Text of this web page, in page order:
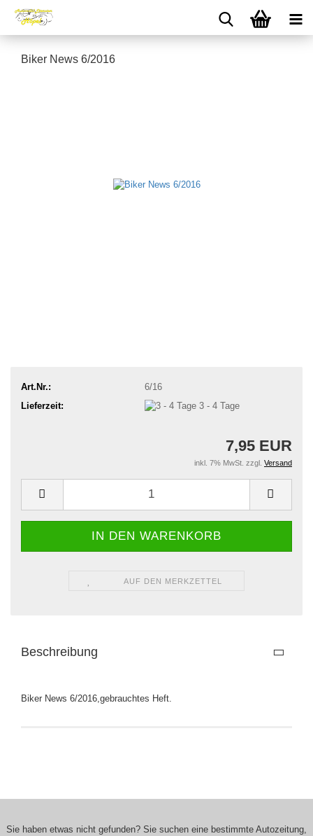
Biker News 6/2016
Art.Nr.:
6/16
Lieferzeit:
3 - 4 Tage
7,95 EUR
inkl. 7% MwSt. zzgl. Versand
AUF DEN MERKZETTEL
Beschreibung
Biker News 6/2016,gebrauchtes Heft.
Sie haben etwas nicht gefunden? Sie suchen eine bestimmte Autozeitung,